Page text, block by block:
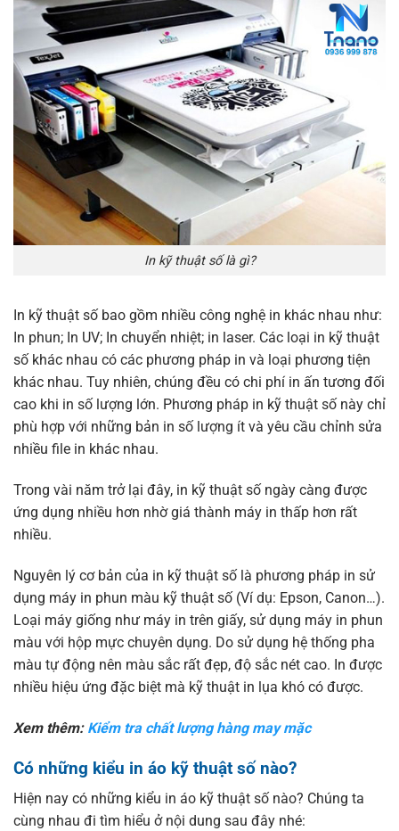
In kỹ thuật số là gì?
In kỹ thuật số bao gồm nhiều công nghệ in khác nhau như:
In phun; In UV; In chuyển nhiệt; in laser. Các loại in kỹ thuật
số khác nhau có các phương pháp in và loại phương tiện
khác nhau. Tuy nhiên, chúng đều có chi phí in ấn tương đối
cao khi in số lượng lớn. Phương pháp in kỹ thuật số này chỉ
phù hợp với những bản in số lượng ít và yêu cầu chỉnh sửa
nhiều file in khác nhau.
Trong vài năm trở lại đây, in kỹ thuật số ngày càng được
ứng dụng nhiều hơn nhờ giá thành máy in thấp hơn rất
nhiều.
Nguyên lý cơ bản của in kỹ thuật số là phương pháp in sử
dụng máy in phun màu kỹ thuật số (Ví dụ: Epson, Canon…).
Loại máy giống như máy in trên giấy, sử dụng máy in phun
màu với hộp mực chuyên dụng. Do sử dụng hệ thống pha
màu tự động nên màu sắc rất đẹp, độ sắc nét cao. In được
nhiều hiệu ứng đặc biệt mà kỹ thuật in lụa khó có được.
Xem thêm: Kiểm tra chất lượng hàng may mặc
Có những kiểu in áo kỹ thuật số nào?
Hiện nay có những kiểu in áo kỹ thuật số nào? Chúng ta
cùng nhau đi tìm hiểu ở nội dung sau đây nhé: